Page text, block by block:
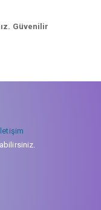
Güvenilir